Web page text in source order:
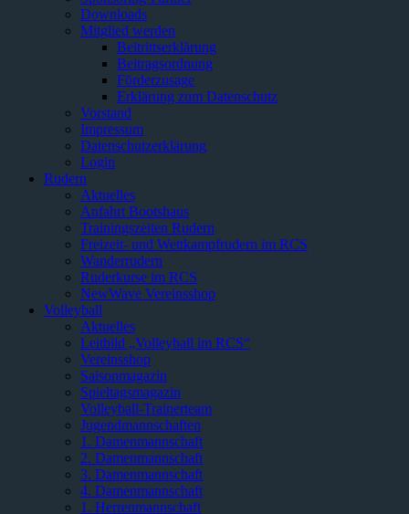
Downloads
Mitglied werden
Beitrittserklärung
Beitragsordnung
Förderzusage
Erklärung zum Datenschutz
Vorstand
Impressum
Datenschutzerklärung
Login
Rudern
Aktuelles
Anfahrt Bootshaus
Trainingszeiten Rudern
Freizeit- und Wettkampfrudern im RCS
Wanderrudern
Ruderkurse im RCS
NewWave Vereinsshop
Volleyball
Aktuelles
Leitbild „Volleyball im RCS“
Vereinsshop
Saisonmagazin
Spieltagsmagazin
Volleyball-Trainerteam
Jugendmannschaften
1. Damenmannschaft
2. Damenmannschaft
3. Damenmannschaft
4. Damenmannschaft
1. Herrenmannschaft